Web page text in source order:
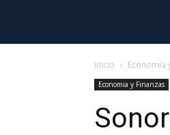
Inicio Economia
Economia y Finanzas